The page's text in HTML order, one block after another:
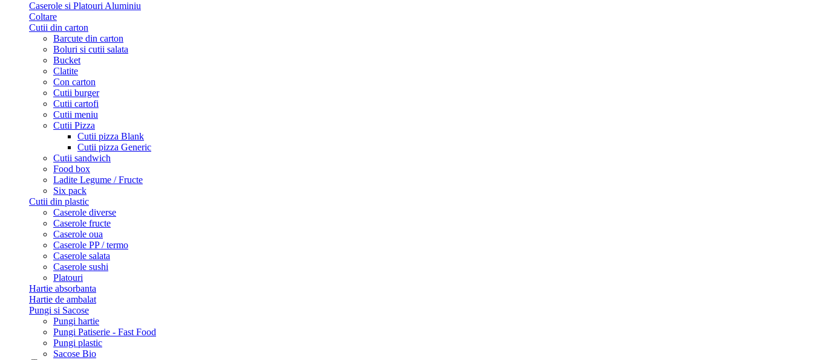
Caserole si Platouri Aluminiu
Coltare
Cutii din carton
Barcute din carton
Boluri si cutii salata
Bucket
Clatite
Con carton
Cutii burger
Cutii cartofi
Cutii meniu
Cutii Pizza
Cutii pizza Blank
Cutii pizza Generic
Cutii sandwich
Food box
Ladite Legume / Fructe
Six pack
Cutii din plastic
Caserole diverse
Caserole fructe
Caserole oua
Caserole PP / termo
Caserole salata
Caserole sushi
Platouri
Hartie absorbanta
Hartie de ambalat
Pungi si Sacose
Pungi hartie
Pungi Patiserie - Fast Food
Pungi plastic
Sacose Bio